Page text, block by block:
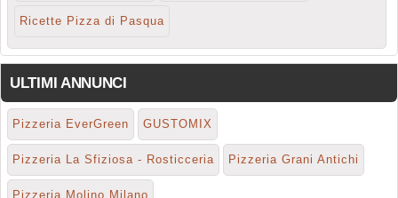
Ricette Pizza di Pasqua
ULTIMI ANNUNCI
Pizzeria EverGreen GUSTOMIX
Pizzeria La Sfiziosa - Rosticceria Pizzeria Grani Antichi
Pizzeria Molino Milano